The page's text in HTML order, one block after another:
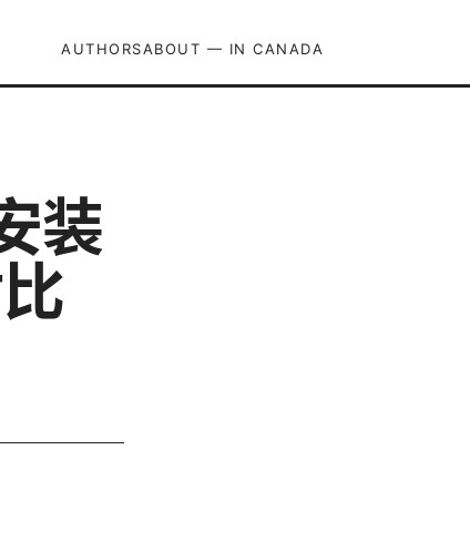
AUTHORSABOUT — IN CANADA
装